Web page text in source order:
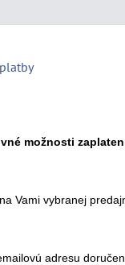
možnosti
Vami vybranej
adresu